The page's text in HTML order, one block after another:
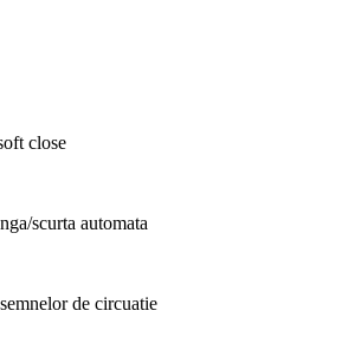
close
scurta automata
de circuatie